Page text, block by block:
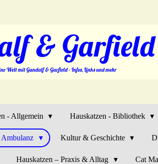
- Allgemein Hauskatzen - Bibliothek
Ambulanz Kultur & Geschichte
Hauskatzen – Praxis & Alltag Cat